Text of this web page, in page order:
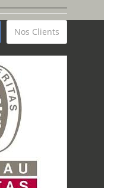
Nos Clients